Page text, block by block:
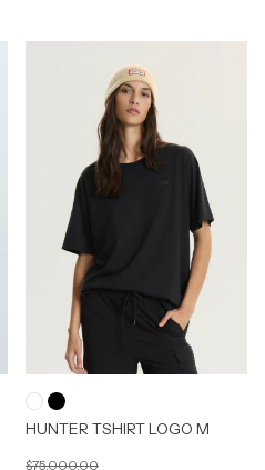
HUNTER TSHIRT LOGO M
$75.000,00